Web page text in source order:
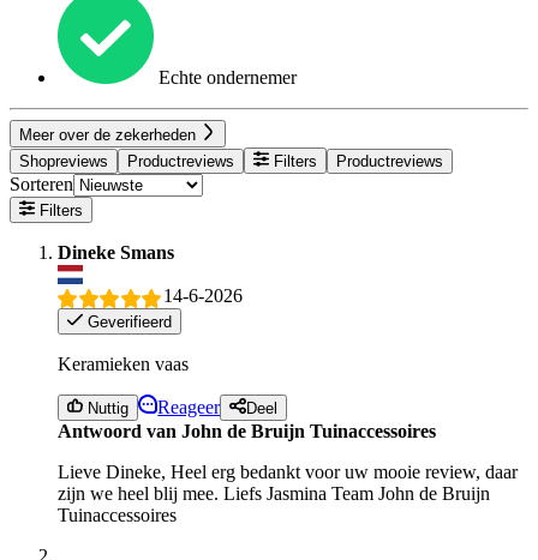
Echte ondernemer
Meer over de zekerheden
Shopreviews
Productreviews Filters Productreviews
Sorteren
Filters
Dineke Smans
14-6-2026
Geverifieerd
Keramieken vaas
Nuttig Reageer Deel
Antwoord van John de Bruijn Tuinaccessoires
Lieve Dineke, Heel erg bedankt voor uw mooie review, daar
zijn we heel blij mee. Liefs Jasmina Team John de Bruijn
Tuinaccessoires